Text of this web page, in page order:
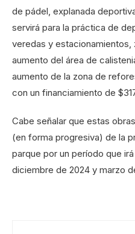
de pádel, explanada
servirá para la práctica de
veredas y estacionamientos,
aumento del área de
aumento de la zona de
con un financiamiento de
Cabe señalar que estas
(en forma progresiva) de la
parque por un período que
diciembre de 2024 y marzo